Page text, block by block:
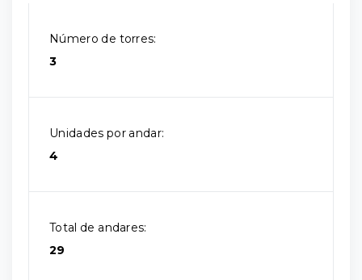
Número de torres:
3
Unidades por andar:
4
Total de andares:
29